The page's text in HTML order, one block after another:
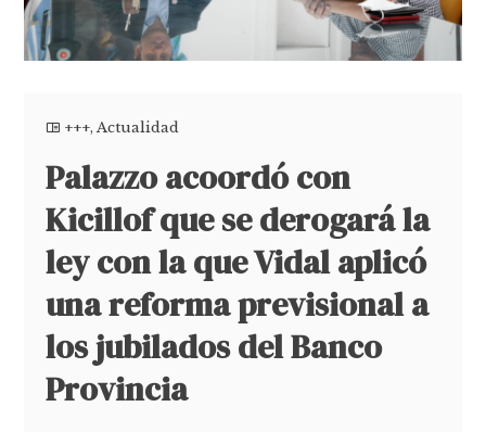
+++,Actualidad
Palazzo acoordó con
Kicillof que se derogará la
ley con la que Vidal aplicó
una reforma previsional a
los jubilados del Banco
Provincia